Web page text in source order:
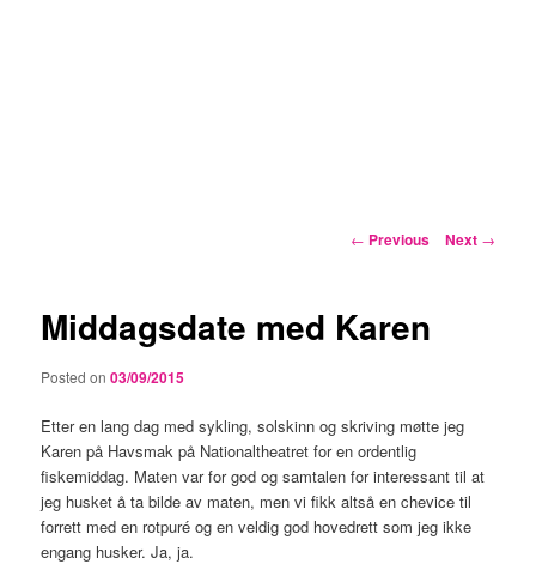
Post
← Previous Next →
Middagsdate med Karen
Posted on03/09/2015
Etter en lang dag med sykling, solskinn og skriving møtte jeg
Karen på Havsmak på Nationaltheatret for en ordentlig
fiskemiddag. Maten var for god og samtalen for interessant til at
jeg husket å ta bilde av maten, men vi fikk altså en chevice til
forrett med en rotpuré og en veldig god hovedrett som jeg ikke
engang husker. Ja, ja.